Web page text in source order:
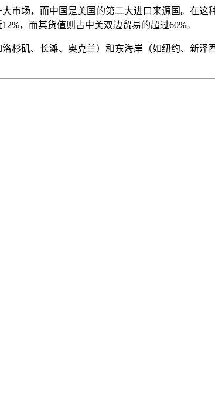
市场，而中国是美国的第二大进口来源国。在
，而其货值则占中美双边贸易的超过60%。
杉矶、长滩、奥克兰）和东海岸（如纽约、新